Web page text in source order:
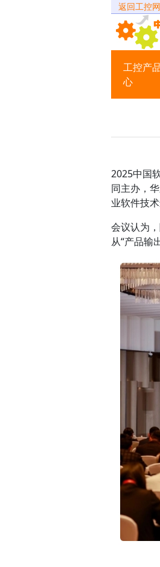
返回工控
工控产
心
2025中国
同主办，
业软件技术
会议认为
从“产品输